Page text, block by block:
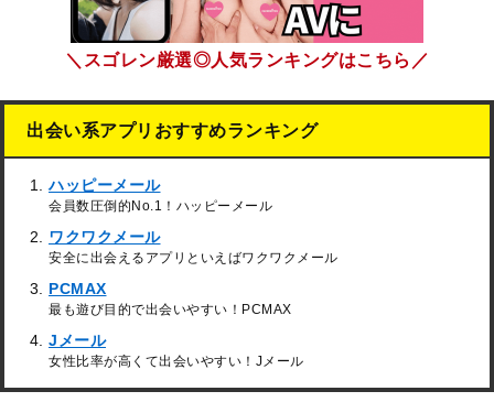
＼スゴレン厳選◎人気ランキングはこちら／
出会い系アプリおすすめランキング
ハッピーメール
会員数圧倒的No.1！ハッピーメール
ワクワクメール
安全に出会えるアプリといえばワクワクメール
PCMAX
最も遊び目的で出会いやすい！PCMAX
Jメール
女性比率が高くて出会いやすい！Jメール